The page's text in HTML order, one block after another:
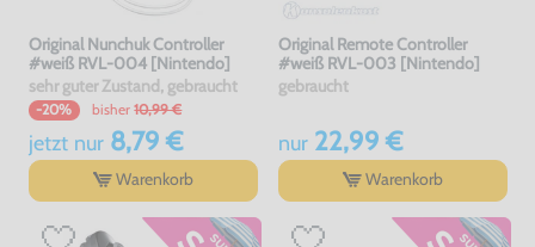
Original Nunchuk Controller
#weiß RVL-004 [Nintendo]
sehr guter Zustand, gebraucht
-20% bisher 10,99 €
jetzt nur8,79 €
Warenkorb
Original Remote Controller
#weiß RVL-003 [Nintendo]
gebraucht
nur22,99 €
Warenkorb